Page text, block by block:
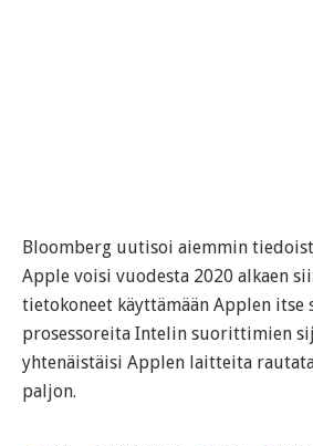
Bloomberg uutisoi aiemmin
Apple voisi vuodesta 2020 alkaen
tietokoneet käyttämään Applen
prosessoreita Intelin suorittimien
yhtenäistäisi Applen laitteita
paljon.